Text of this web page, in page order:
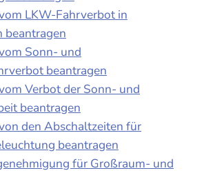
LKW-Fahrverbot in
beantragen
Sonn- und
beantragen
Verbot der Sonn- und
beantragen
den Abschaltzeiten für
beantragen
für Großraum- und